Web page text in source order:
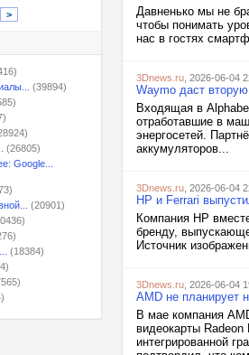
>
(39894)
(26805)
Google...
(20901)
(18384)
Давненько мы не
чтобы понимать
нас в гостях
3Dnews.ru , 2026-06-04
Waymo даст
Входящая в
отработавшие в
энергосетей.
аккумуляторов...
3Dnews.ru , 2026-06-04
HP и Ferrari
Компания HP
бренду,
Источник
3Dnews.ru , 2026-06-04
AMD не планирует
В мае компания
видеокарты Radeon
интегрированной